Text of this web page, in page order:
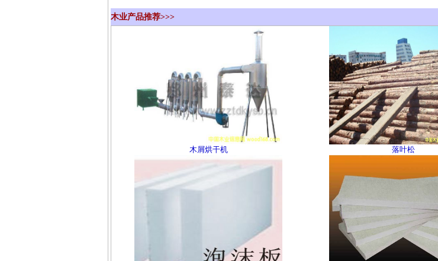
木业产品推荐>>>
木屑烘干机 落叶松